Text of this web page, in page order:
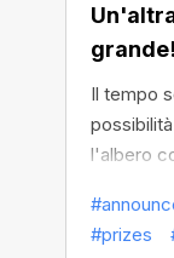
grande!
Il tempo
l'albero
neve,
tutti i
#prizes